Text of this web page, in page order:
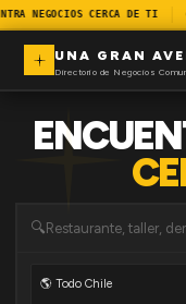
NEGOCIOS CERCA DE TI
UNA GRAN
Directorio de Negocios
🔍